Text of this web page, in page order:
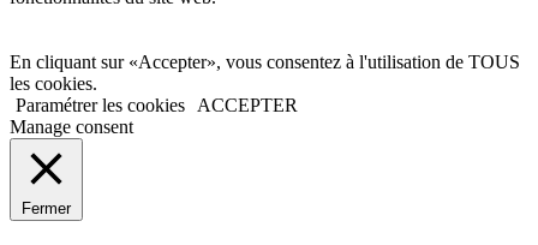
En cliquant sur «Accepter», vous consentez à l'utilisation de TOUS
les cookies.
Paramétrer les cookies
ACCEPTER
Manage consent
Fermer